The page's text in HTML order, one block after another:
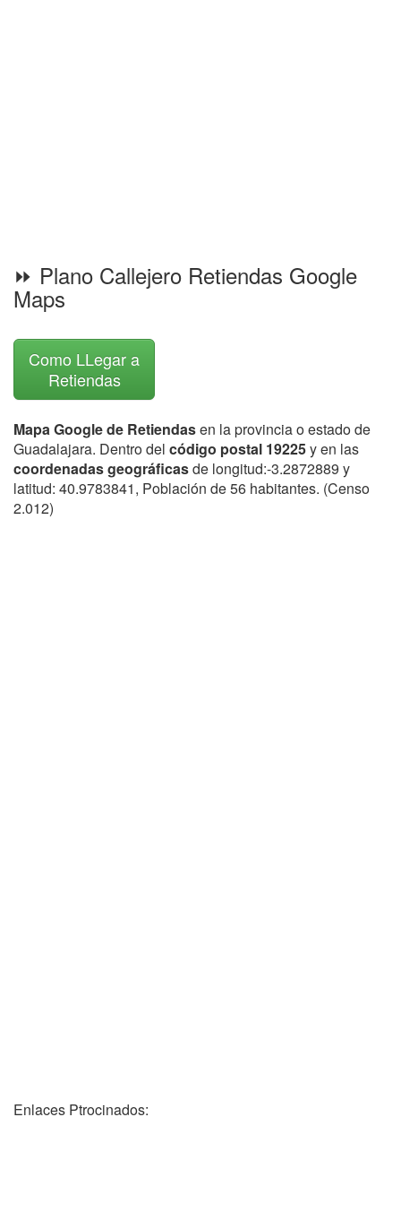
⏩ Plano Callejero Retiendas Google
Maps
Como LLegar a
Retiendas
Mapa Google de Retiendasen la provincia o estado de
Guadalajara. Dentro del código postal 19225y en las
coordenadas geográficasde longitud:-3.2872889 y
latitud: 40.9783841, Población de 56 habitantes. (Censo
2.012)
Enlaces Ptrocinados: